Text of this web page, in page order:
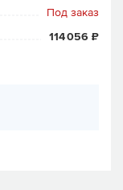
Под заказ
114 056 ₽